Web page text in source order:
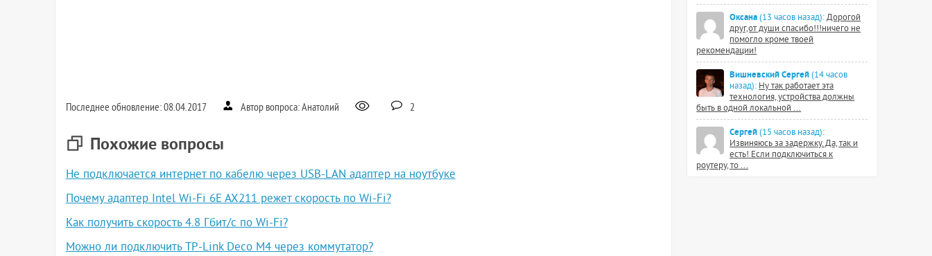
Последнее обновление: 08.04.2017 Автор вопроса: Анатолий 2
Похожие вопросы
Не подключается интернет по кабелю через USB-LAN адаптер на ноутбуке
Почему адаптер Intel Wi-Fi 6E AX211 режет скорость по Wi-Fi?
Как получить скорость 4.8 Гбит/с по Wi-Fi?
Можно ли подключить TP-Link Deco M4 через коммутатор?
Оксана (13 часов назад): Дорогой
друг,от души спасибо!!!ничего не
помогло кроме твоей
рекомендации!
Вишневский Сергей (14 часов
назад): Ну так работает эта
технология, устройства должны
быть в одной локальной ...
Сергей (15 часов назад):
Извиняюсь за задержку. Да, так и
есть! Если подключиться к
роутеру, то ...